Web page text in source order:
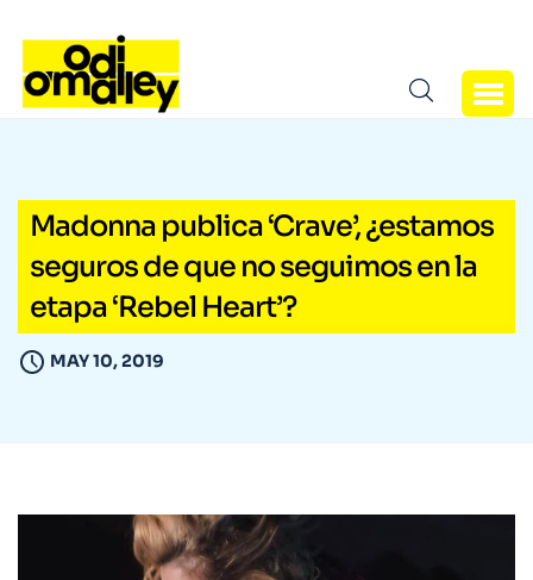
Madonna publica ‘Crave’, ¿estamos
seguros de que no seguimos en la
etapa ‘Rebel Heart’?
MAY 10, 2019